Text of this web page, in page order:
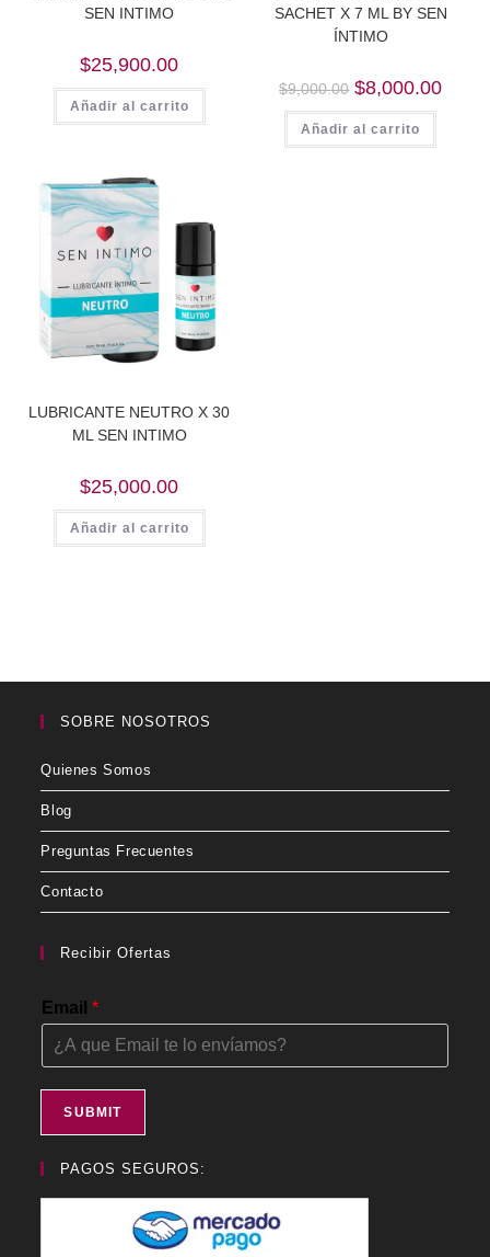
SEN INTIMO
$25,900.00
Añadir al carrito
SACHET X 7 ML BY SEN
ÍNTIMO
$9,000.00 Original
price
was:
$9,000.00.
$8,000.00
Añadir al carrito
LUBRICANTE NEUTRO X 30
ML SEN INTIMO
$25,000.00
Añadir al carrito
SOBRE NOSOTROS
Quienes Somos
Blog
Preguntas Frecuentes
Contacto
Recibir Ofertas
Email*
SUBMIT
PAGOS SEGUROS: